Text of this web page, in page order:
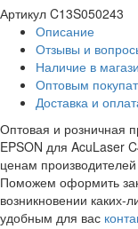
Артикул C13S050243
Описание
Отзывы и
Наличие в
Оптовым
Доставка и
Оптовая и розничная
EPSON для AcuLaser
ценам
Поможем оформить
возникновении
удобным для вас